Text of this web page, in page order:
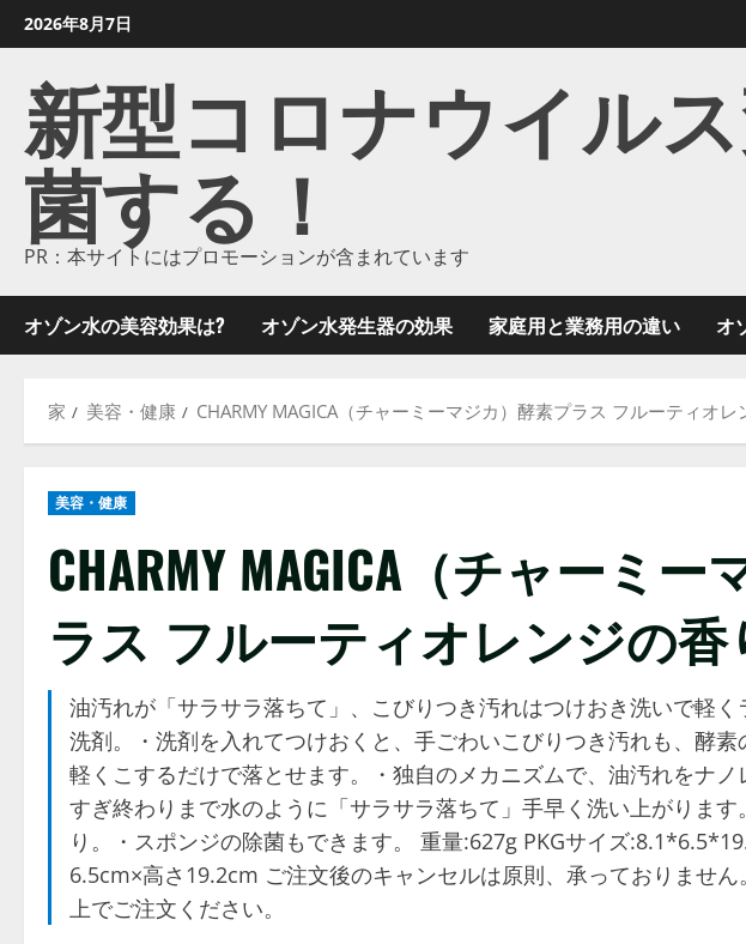
ン
2026年8月7日
新型コロナウイルス
菌する！
PR：本サイトにはプロモーションが含まれています
オゾン水の美容効果は? オゾン水発生器の効果 家庭用と業務用の違い オ
家 美容・健康 CHARMY MAGICA（チャーミーマジカ）酵素プラス フルーティオ
美容・健康
CHARMY MAGICA（チャーミ
ラス フルーティオレンジの
油汚れが「サラサラ落ちて」、こびりつき汚れはつけおき洗いで軽
洗剤。・洗剤を入れてつけおくと、手ごわいこびりつき汚れも、酵素
軽くこするだけで落とせます。・独自のメカニズムで、油汚れをナ
すぎ終わりまで水のように「サラサラ落ちて」手早く洗い上がりま
り。・スポンジの除菌もできます。 重量:627g PKGサイズ
6.5cm×高さ19.2cm ご注文後のキャンセルは原則、承っておりませ
上でご注文ください。